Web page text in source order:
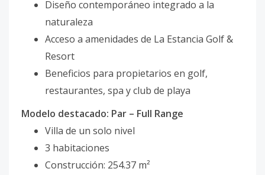
Diseño contemporáneo integrado a la
naturaleza
Acceso a amenidades de La Estancia Golf &
Resort
Beneficios para propietarios en golf,
restaurantes, spa y club de playa
Modelo destacado: Par – Full Range
Villa de un solo nivel
3 habitaciones
Construcción: 254.37 m²